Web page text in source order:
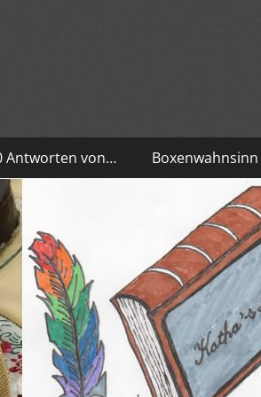
Antworten von… Boxenwahnsinn